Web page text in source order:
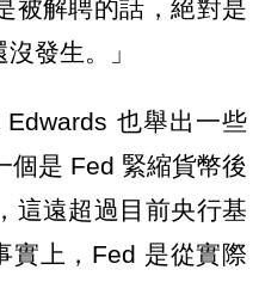
被解聘的話，絕對是
發生。」
也舉出一些
個是 Fed 緊縮貨幣後
這遠超過目前央行基
實上，Fed 是從實際